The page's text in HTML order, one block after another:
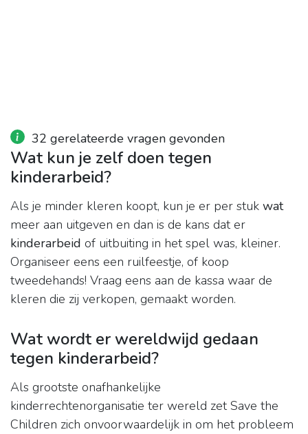
32 gerelateerde vragen gevonden
Wat kun je zelf doen tegen
kinderarbeid?
Als je minder kleren koopt, kun je er per stuk wat
meer aan uitgeven en dan is de kans dat er
kinderarbeid of uitbuiting in het spel was, kleiner.
Organiseer eens een ruilfeestje, of koop
tweedehands! Vraag eens aan de kassa waar de
kleren die zij verkopen, gemaakt worden.
Wat wordt er wereldwijd gedaan
tegen kinderarbeid?
Als grootste onafhankelijke
kinderrechtenorganisatie ter wereld zet Save the
Children zich onvoorwaardelijk in om het probleem